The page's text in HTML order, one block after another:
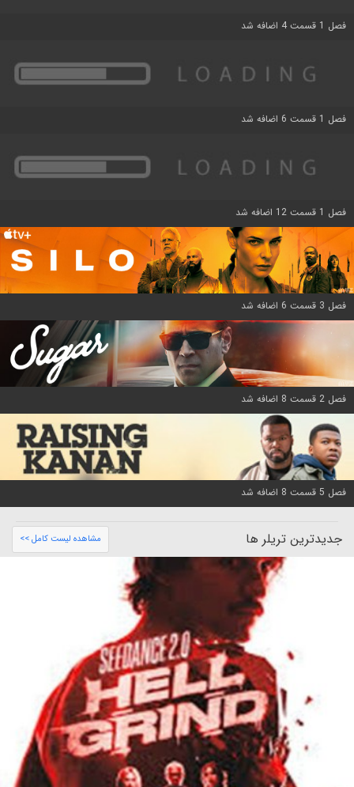
فصل 1 قسمت 4 اضافه شد
فصل 1 قسمت 6 اضافه شد
فصل 1 قسمت 12 اضافه شد
فصل 3 قسمت 6 اضافه شد
فصل 2 قسمت 8 اضافه شد
فصل 5 قسمت 8 اضافه شد
جدیدترین تریلر ها مشاهده لیست کامل >>